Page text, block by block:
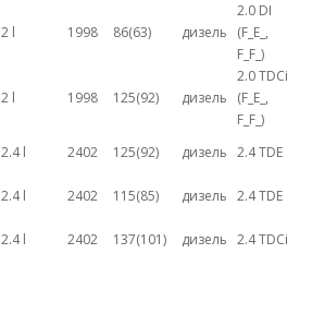
2 l 1998 86(63) дизель
2.0 DI
(F_E_,
F_F_)
2 l 1998 125(92) дизель
2.0 TDCi
(F_E_,
F_F_)
2.4 l 2402 125(92) дизель 2.4 TDE
2.4 l 2402 115(85) дизель 2.4 TDE
2.4 l 2402 137(101) дизель 2.4 TDCi